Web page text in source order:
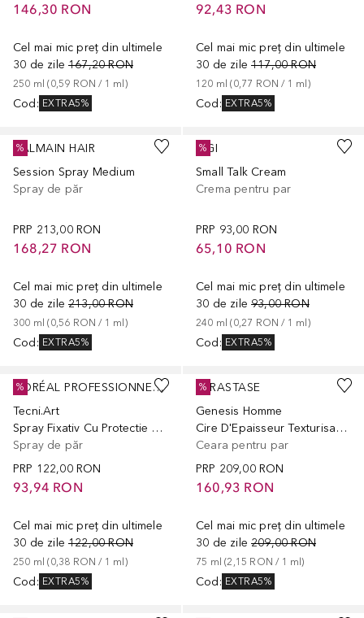
146,30 RON
Cel mai mic preț din ultimele
30 de zile 167,20 RON
250 ml (0,59 RON / 1 ml)
Cod : EXTRA5%
92,43 RON
Cel mai mic preț din ultimele
30 de zile 117,00 RON
120 ml (0,77 RON / 1 ml)
Cod : EXTRA5%
BALMAIN HAIR
Session Spray Medium
Spray de păr
PRP 213,00 RON
168,27 RON
Cel mai mic preț din ultimele
30 de zile 213,00 RON
300 ml (0,56 RON / 1 ml)
Cod : EXTRA5%
%
TIGI
Small Talk Cream
Crema pentru par
PRP 93,00 RON
65,10 RON
Cel mai mic preț din ultimele
30 de zile 93,00 RON
240 ml (0,27 RON / 1 ml)
Cod : EXTRA5%
%
L´ORÉAL PROFESSIONNEL PARIS
Tecni.Art
Spray Fixativ Cu Protectie Anti-Umiditate Fix Anti-Frizz
Spray de păr
PRP 122,00 RON
93,94 RON
Cel mai mic preț din ultimele
30 de zile 122,00 RON
250 ml (0,38 RON / 1 ml)
Cod : EXTRA5%
%
KÉRASTASE
Genesis Homme
Cire D'Epaisseur Texturisante Wax
Ceara pentru par
PRP 209,00 RON
160,93 RON
Cel mai mic preț din ultimele
30 de zile 209,00 RON
75 ml (2,15 RON / 1 ml)
Cod : EXTRA5%
%